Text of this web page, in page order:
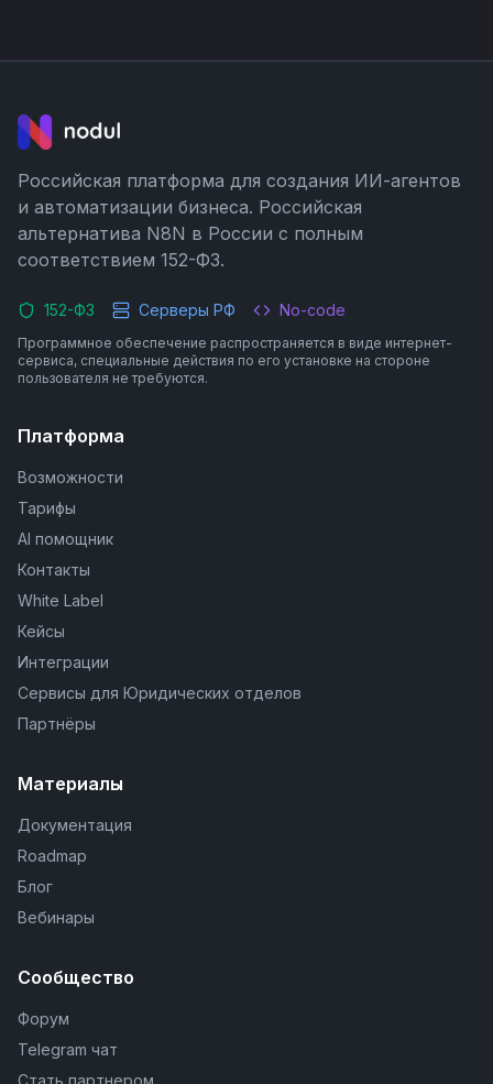
Российская платформа для создания ИИ-агентов
и автоматизации бизнеса. Российская
альтернатива N8N в России с полным
соответствием 152-ФЗ.
152-ФЗ Серверы РФ No-code
Программное обеспечение распространяется в виде интернет-
сервиса, специальные действия по его установке на стороне
пользователя не требуются.
Платформа
Возможности
Тарифы
AI помощник
Контакты
White Label
Кейсы
Интеграции
Сервисы для Юридических отделов
Партнёры
Материалы
Документация
Roadmap
Блог
Вебинары
Сообщество
Форум
Telegram чат
Стать партнером